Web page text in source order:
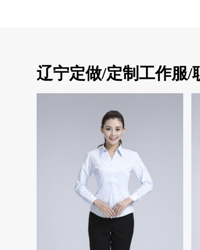
辽宁定做/定制工作服/